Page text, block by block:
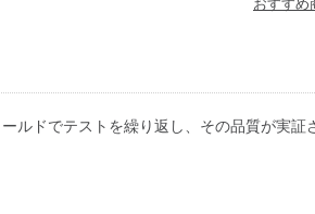
おすすめ
ルドでテストを繰り返し、その品質が実証